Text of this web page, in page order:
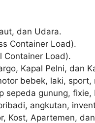
dan Udara.
Container Load).
Container Load).
Kapal Pelni, dan
bebek, laki,
sepeda gunung,
angkutan,
Kost, Apartemen,